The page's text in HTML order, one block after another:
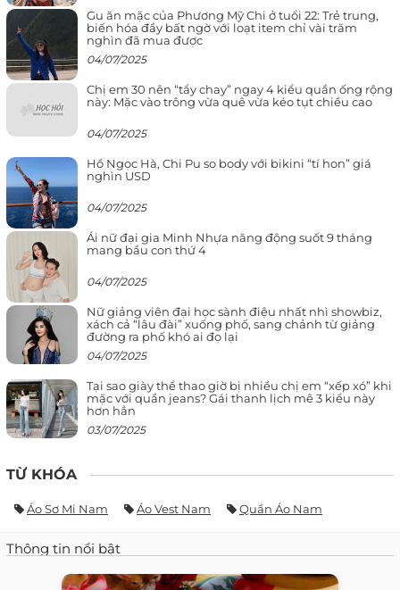
Gu ăn mặc của Phương Mỹ Chi ở tuổi 22: Trẻ trung,
biến hóa đầy bất ngờ với loạt item chỉ vài trăm
nghìn đã mua được
04/07/2025
Chị em 30 nên “tẩy chay” ngay 4 kiểu quần ống rộng
này: Mặc vào trông vừa quê vừa kéo tụt chiều cao
04/07/2025
Hồ Ngọc Hà, Chi Pu so body với bikini “tí hon” giá
nghìn USD
04/07/2025
Ái nữ đại gia Minh Nhựa năng động suốt 9 tháng
mang bầu con thứ 4
04/07/2025
Nữ giảng viên đại học sành điệu nhất nhì showbiz,
xách cả “lâu đài” xuống phố, sang chảnh từ giảng
đường ra phố khó ai đọ lại
04/07/2025
Tại sao giày thể thao giờ bị nhiều chị em “xếp xó” khi
mặc với quần jeans? Gái thanh lịch mê 3 kiểu này
hơn hẳn
03/07/2025
TỪ KHÓA
Áo Sơ Mi Nam Áo Vest Nam Quần Áo Nam
Thông tin nổi bật